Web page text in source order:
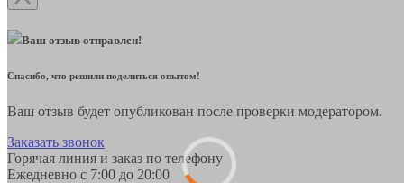
Ваш отзыв отправлен!
Спасибо, что решили поделиться опытом!
Ваш отзыв будет опубликован после проверки модератором.
Заказать звонок
Горячая линия и заказ по телефону
Ежедневно с 7:00 до 20:00